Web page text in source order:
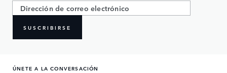
SUSCRIBIRSE
ÚNETE A LA CONVERSACIÓN